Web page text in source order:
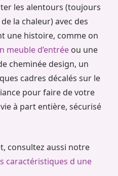
les alentours (toujours
la chaleur) avec des
une histoire, comme on
meuble d’entrée ou une
cheminée design, un
cadres décalés sur le
pour faire de votre
à part entière, sécurisé
consultez aussi notre
caractéristiques d une